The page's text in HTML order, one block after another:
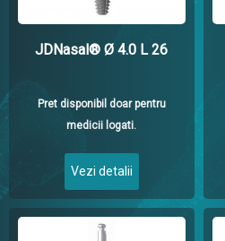
JDNasal® Ø 4.0 L 26
Pret disponibil doar pentru
medicii logati.
Vezi detalii